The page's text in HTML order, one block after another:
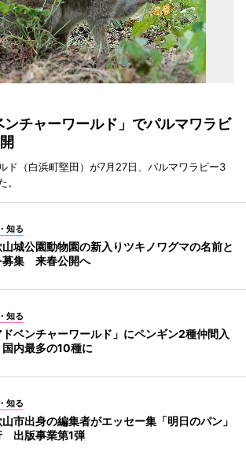
ンチャーワールド」でパルマワラビ
ド（白浜町堅田）が7月27日、パルマワラビー3
。
知る
城公園動物園の新入りツキノワグマの名前と
募集 来春公開へ
知る
ドベンチャーワールド」にペンギン2種仲間入
内最多の10種に
知る
市出身の編集者がエッセー集「明日のパン」
出版事業第1弾